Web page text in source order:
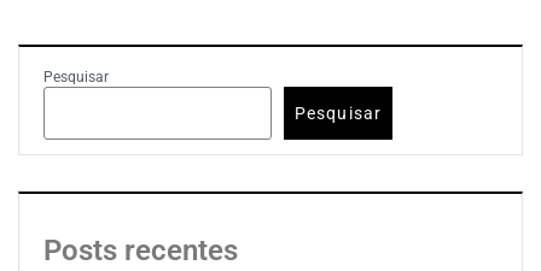
Pesquisar
Pesquisar
Posts recentes